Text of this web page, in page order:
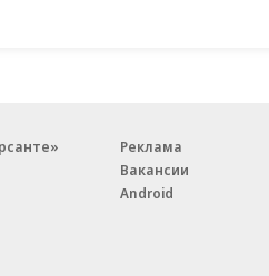
Реклама
Вакансии
Android